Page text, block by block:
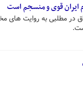
ایران قوی و منسجم است
مطلبی به روایت های